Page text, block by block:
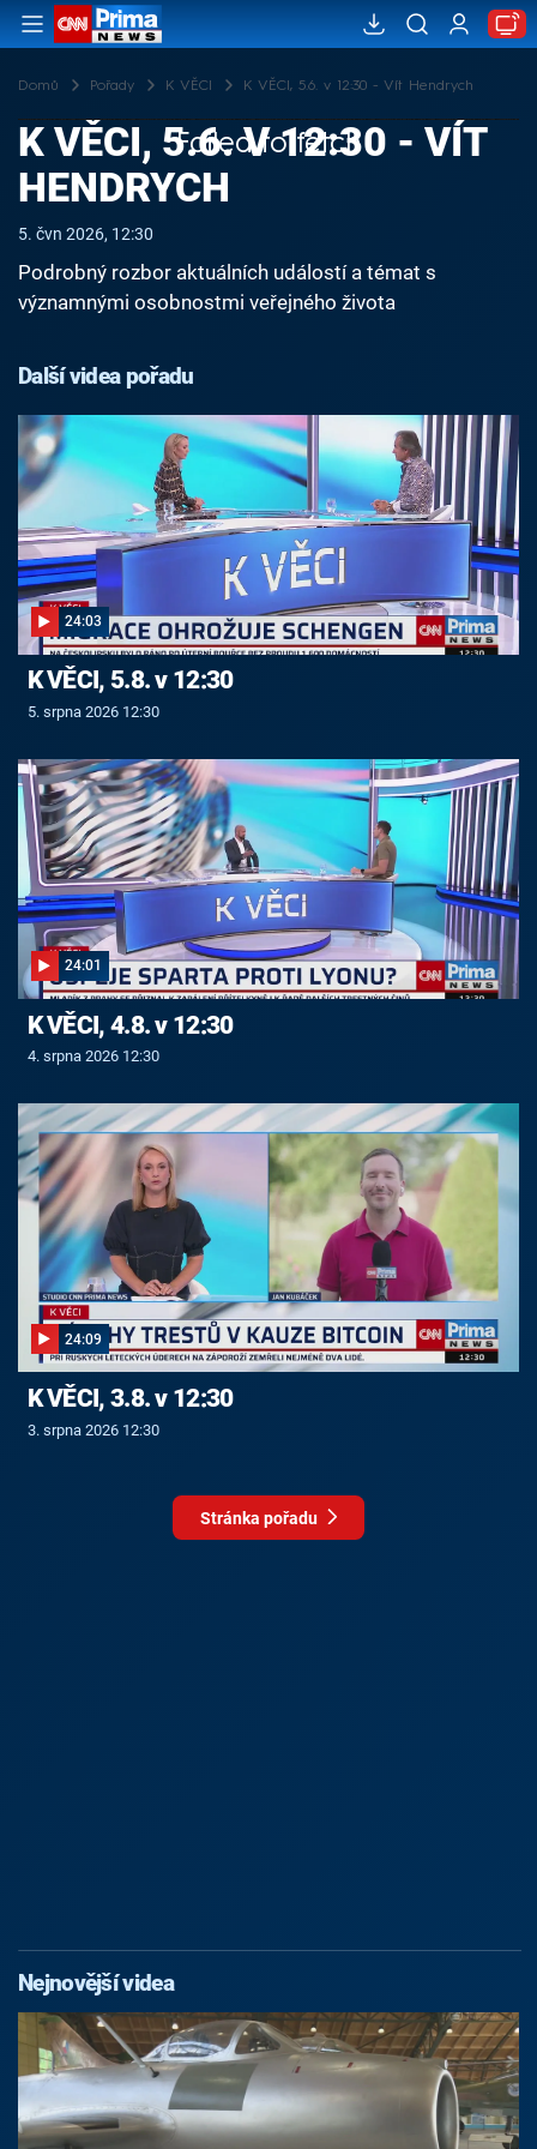
Domů Pořady K VĚCI K VĚCI, 5.6. v 12:30 - Vít Hendrych
Failed to fetch
K VĚCI, 5.6. V 12:30 - VÍT
HENDRYCH
5. čvn 2026, 12:30
Podrobný rozbor aktuálních událostí a témat s
významnými osobnostmi veřejného života
Další videa pořadu
24:03
K VĚCI, 5.8. v 12:30
5. srpna 2026 12:30
24:01
K VĚCI, 4.8. v 12:30
4. srpna 2026 12:30
24:09
K VĚCI, 3.8. v 12:30
3. srpna 2026 12:30
Stránka pořadu
Nejnovější videa